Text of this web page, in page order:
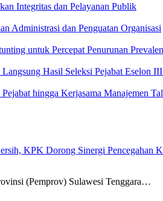
Integritas dan Pelayanan Publik
Administrasi dan Penguatan Organisasi
untuk Percepat Penurunan
Hasil Seleksi Pejabat Eselon
hingga Kerjasama Manajemen
KPK Dorong Sinergi Pencegahan
(Pemprov) Sulawesi Tenggara…